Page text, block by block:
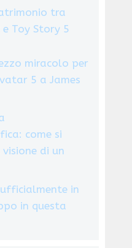
tra
Toy Story 5
miracolo per
5 a James
come si
di un
in
in questa